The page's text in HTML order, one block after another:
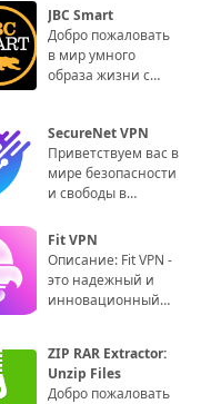
JBC Smart
Добро пожаловать
в мир умного
образа жизни с
Сделайте свою
жизнь
SecureNet VPN
Приветствуем вас в
мире безопасности
и свободы в
VPN - ваш
идеальный
партнер для
Fit VPN
Описание: Fit VPN -
это надежный и
инновационный
специально для
пользователей
ZIP RAR Extractor:
Unzip Files
Добро пожаловать